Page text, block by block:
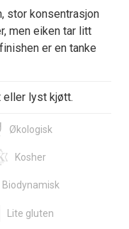
stor konsentrasjon
men eiken tar litt
er en tanke
eller lyst kjøtt.
Økologisk
Kosher
Biodynamisk
Lite gluten